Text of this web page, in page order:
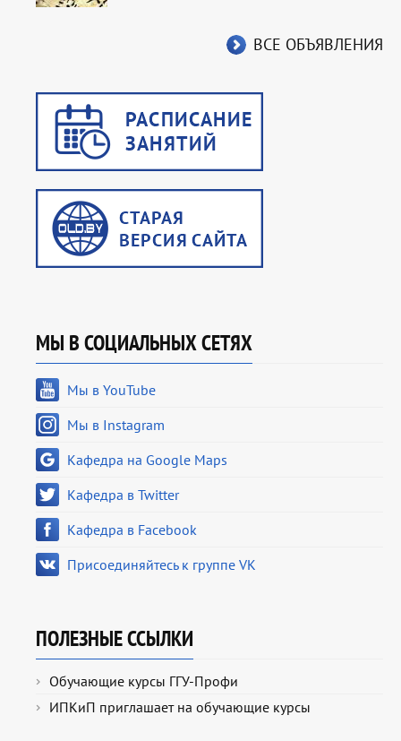
ВСЕ ОБЪЯВЛЕНИЯ
МЫ В СОЦИАЛЬНЫХ СЕТЯХ
Мы в YouTube
Мы в Instagram
Кафедра на Google Maps
Кафедра в Twitter
Кафедра в Facebook
Присоединяйтесь к группе VK
ПОЛЕЗНЫЕ ССЫЛКИ
Обучающие курсы ГГУ-Профи
ИПКиП приглашает на обучающие курсы